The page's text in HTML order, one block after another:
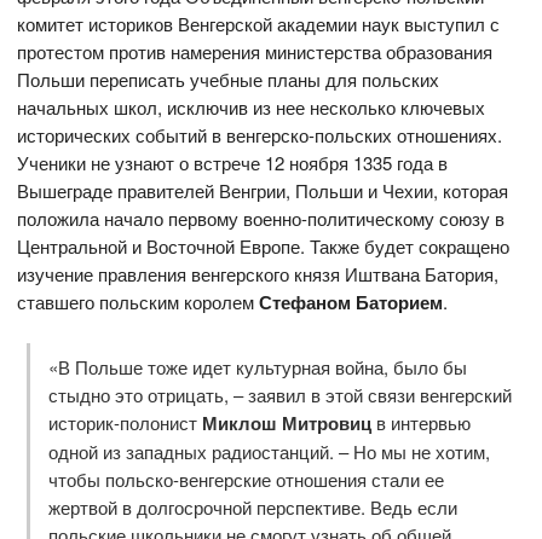
комитет историков Венгерской академии наук выступил с
протестом против намерения министерства образования
Польши переписать учебные планы для польских
начальных школ, исключив из нее несколько ключевых
исторических событий в венгерско-польских отношениях.
Ученики не узнают о встрече 12 ноября 1335 года в
Вышеграде правителей Венгрии, Польши и Чехии, которая
положила начало первому военно-политическому союзу в
Центральной и Восточной Европе. Также будет сокращено
изучение правления венгерского князя Иштвана Батория,
ставшего польским королемСтефаном Баторием.
«В Польше тоже идет культурная война, было бы
стыдно это отрицать, – заявил в этой связи венгерский
историк-полонист Миклош Митровицв интервью
одной из западных радиостанций. – Но мы не хотим,
чтобы польско-венгерские отношения стали ее
жертвой в долгосрочной перспективе. Ведь если